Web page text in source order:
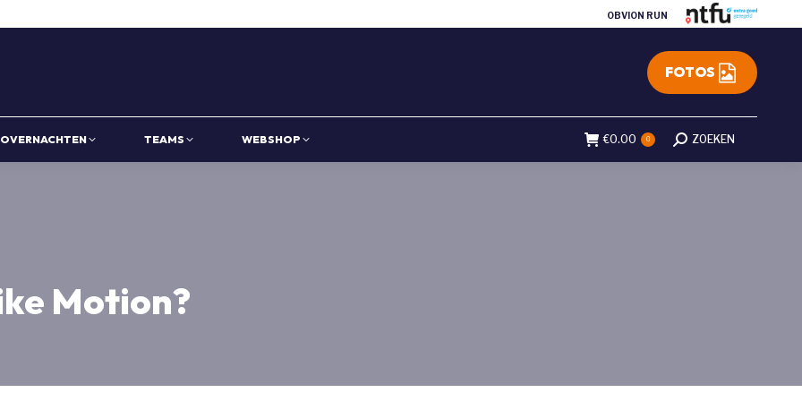
OBVION RUN
FOTOS
OVERNACHTEN TEAMS WEBSHOP €0.00 0 Search:
ZOEKEN
Motion?